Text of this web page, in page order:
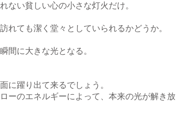
ない貧しい心の小さな灯火だけ。
れても潔く堂々としていられるかどうか。
間に大きな光となる。
に躍り出て来るでしょう。
ーのエネルギーによって、本来の光が解き